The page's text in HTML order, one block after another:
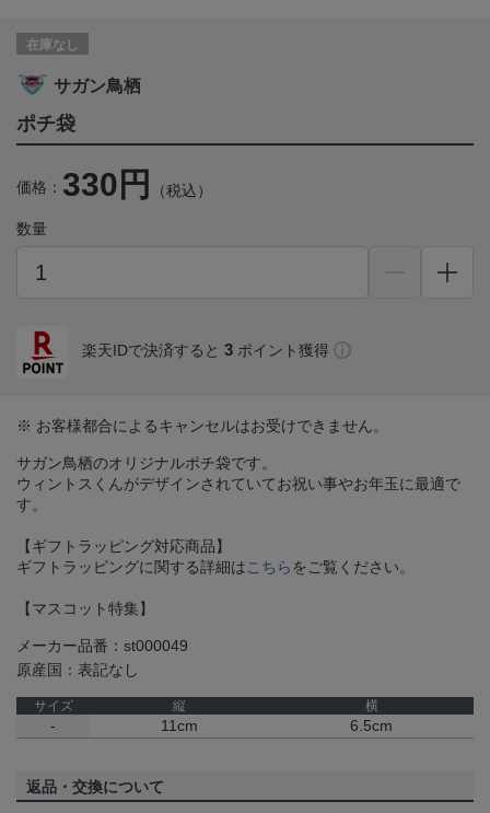
在庫なし
サガン鳥栖
ポチ袋
価格： 330円 （税込）
数量
楽天IDで決済すると 3 ポイント獲得
※ お客様都合によるキャンセルはお受けできません。
サガン鳥栖のオリジナルポチ袋です。
ウィントスくんがデザインされていてお祝い事やお年玉に最適で
す。
【ギフトラッピング対応商品】
ギフトラッピングに関する詳細は こちら をご覧ください。
【マスコット特集】
メーカー品番：st000049
原産国：表記なし
サイズ 縦 横
- 11cm 6.5cm
返品・交換について